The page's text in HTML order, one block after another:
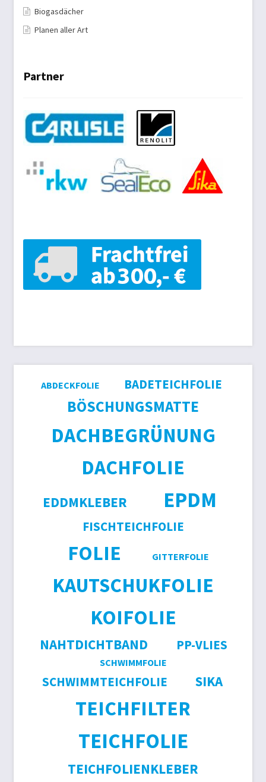
Biogasdächer
Planen aller Art
Partner
ABDECKFOLIE BADETEICHFOLIE
BÖSCHUNGSMATTE
DACHBEGRÜNUNG
DACHFOLIE
EDDMKLEBER EPDM
FISCHTEICHFOLIE
FOLIE GITTERFOLIE
KAUTSCHUKFOLIE
KOIFOLIE
NAHTDICHTBAND PP-VLIES
SCHWIMMFOLIE
SCHWIMMTEICHFOLIE SIKA
TEICHFILTER
TEICHFOLIE
TEICHFOLIENKLEBER